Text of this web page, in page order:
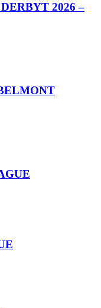
2026 –